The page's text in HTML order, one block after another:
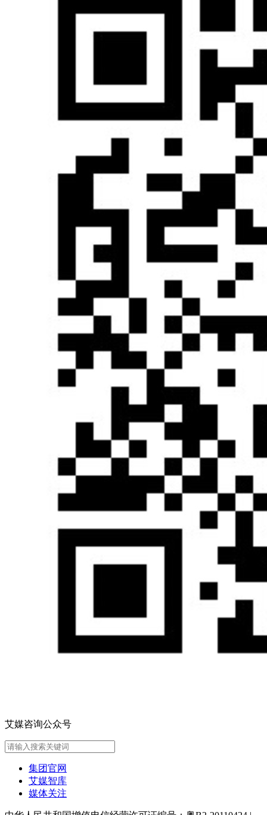
艾媒咨询公众号
集团官网
艾媒智库
媒体关注